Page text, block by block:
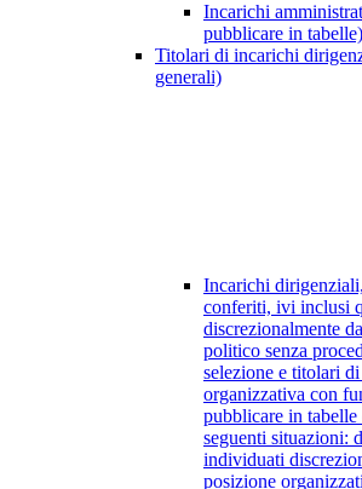
Incarichi
pubblicare in tabelle)
Titolari di incarichi
generali)
Incarichi
conferiti, ivi inclusi
discrezionalmente
politico senza
selezione e titolari
organizzativa con
pubblicare in
seguenti situazioni:
individuati
posizione